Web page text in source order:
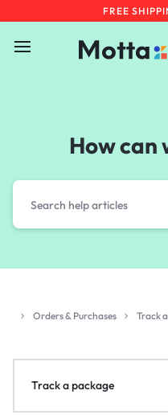
FREE
How can
Orders & Purchases Track
Track a package